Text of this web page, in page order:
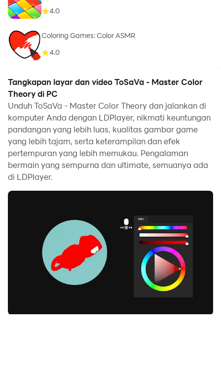
4.0
Coloring Games: Color ASMR
4.0
Tangkapan layar dan video ToSaVa - Master Color
Theory di PC
Unduh ToSaVa - Master Color Theory dan jalankan di
komputer Anda dengan LDPlayer, nikmati keuntungan
pandangan yang lebih luas, kualitas gambar game
yang lebih tajam, serta keterampilan dan efek
pertempuran yang lebih memukau. Pengalaman
bermain yang sempurna dan ultimate, semuanya ada
di LDPlayer.